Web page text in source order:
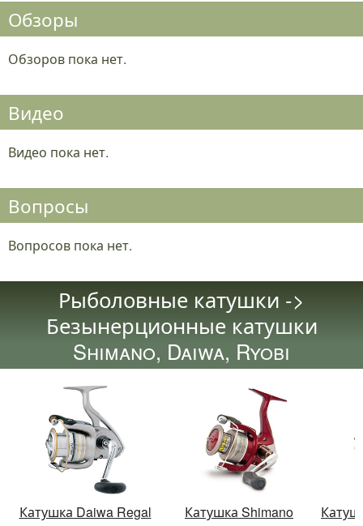
Обзоры
Обзоров пока нет.
Видео
Видео пока нет.
Вопросы
Вопросов пока нет.
Рыболовные катушки ->
Безынерционные катушки
Shimano, Daiwa, Ryobi
Катушка Daiwa Regal
Катушка Shimano